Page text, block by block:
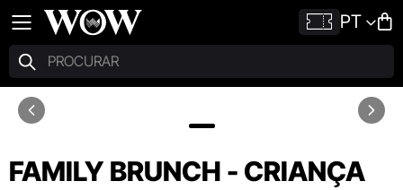
PT
FAMILY BRUNCH - CRIANÇA